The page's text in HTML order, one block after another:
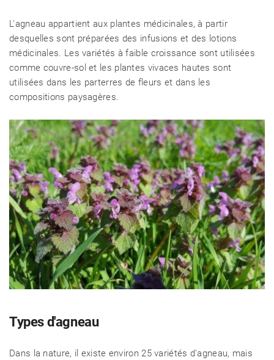
L'agneau appartient aux plantes médicinales, à partir
desquelles sont préparées des infusions et des lotions
médicinales. Les variétés à faible croissance sont utilisées
comme couvre-sol et les plantes vivaces hautes sont
utilisées dans les parterres de fleurs et dans les
compositions paysagères.
Types d'agneau
Dans la nature, il existe environ 25 variétés d'agneau, mais